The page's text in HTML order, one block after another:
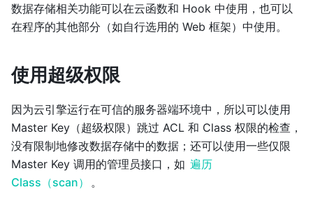
数据存储相关功能可以在云函数和 Hook 中使用，也可以
在程序的其他部分（如自行选用的 Web 框架）中使用。
使用超级权限
因为云引擎运行在可信的服务器端环境中，所以可以使用
Master Key（超级权限）跳过 ACL 和 Class 权限的检查，
没有限制地修改数据存储中的数据；还可以使用一些仅限
Master Key 调用的管理员接口，如 遍历
Class（scan）
。